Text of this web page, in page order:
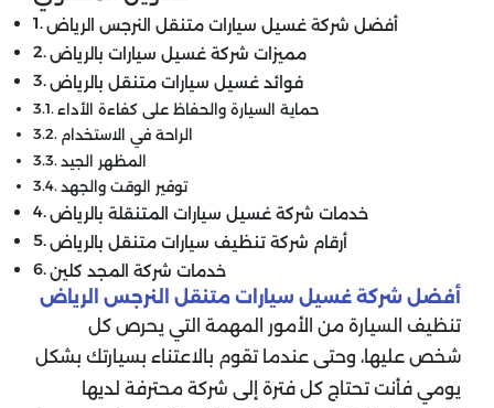
أفضل شركة غسيل سيارات متنقل النرجس الرياض
مميزات شركة غسيل سيارات بالرياض
فوائد غسيل سيارات متنقل بالرياض
حماية السيارة والحفاظ على كفاءة الأداء
الراحة في الاستخدام
المظهر الجيد
توفير الوقت والجهد
خدمات شركة غسيل سيارات المتنقلة بالرياض
أرقام شركة تنظيف سيارات متنقل بالرياض
خدمات شركة المجد كلين
أفضل شركة غسيل سيارات متنقل النرجس الرياض
تنظيف السيارة من الأمور المهمة التي يحرص كل
شخص عليها، وحتى عندما تقوم بالاعتناء بسيارتك بشكل
يومي فأنت تحتاج كل فترة إلى شركة محترفة لديها